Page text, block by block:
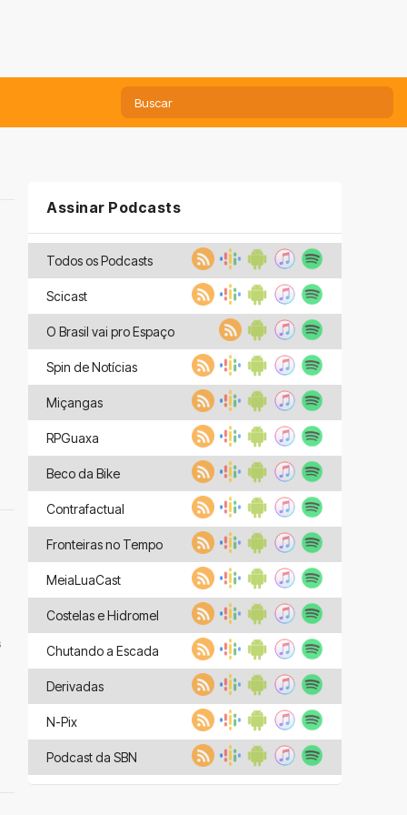
Assinar Podcasts
Todos os Podcasts
Scicast
O Brasil vai pro Espaço
Spin de Notícias
Miçangas
RPGuaxa
Beco da Bike
Contrafactual
Fronteiras no Tempo
MeiaLuaCast
Costelas e Hidromel
Chutando a Escada
Derivadas
N-Pix
Podcast da SBN